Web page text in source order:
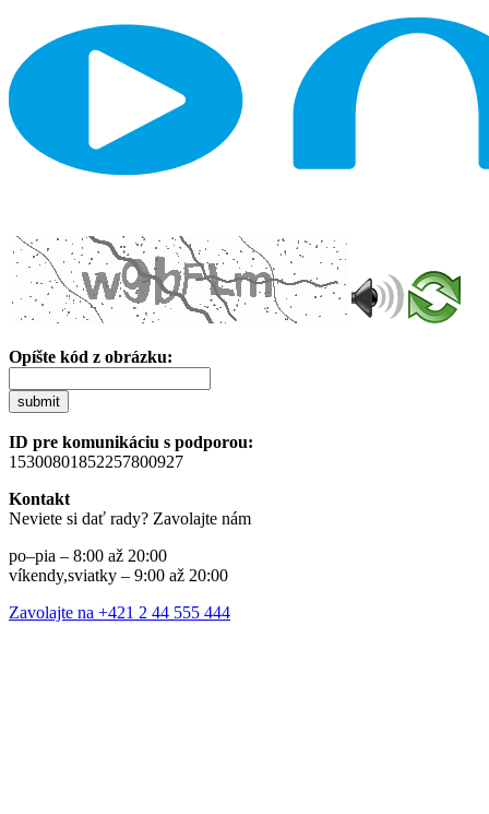
Opíšte kód z obrázku:
submit
ID pre komunikáciu s podporou:
15300801852257800927
Kontakt
Neviete si dať rady? Zavolajte nám
po–pia – 8:00 až 20:00
víkendy,sviatky – 9:00 až 20:00
Zavolajte na +421 2 44 555 444